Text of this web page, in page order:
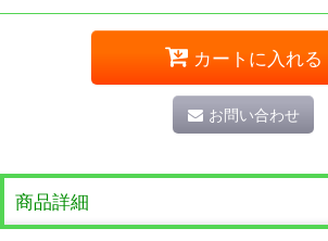
カートに入れる
お問い合わせ
商品詳細